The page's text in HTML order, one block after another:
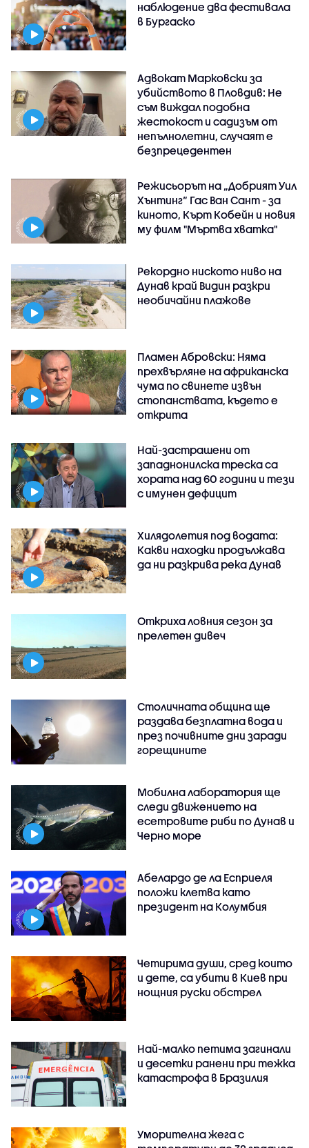
наблюдение два фестивала
в Бургаско
Адвокат Марковски за
убийството в Пловдив: Не
съм виждал подобна
жестокост и садизъм от
непълнолетни, случаят е
безпрецедентен
Режисьорът на „Добрият Уил
Хънтинг“ Гас Ван Сант - за
киното, Кърт Кобейн и новия
му филм "Мъртва хватка"
Рекордно ниското ниво на
Дунав край Видин разкри
необичайни плажове
Пламен Абровски: Няма
прехвърляне на африканска
чума по свинете извън
стопанствата, където е
открита
Най-застрашени от
западнонилска треска са
хората над 60 години и тези
с имунен дефицит
Хилядолетия под водата:
Какви находки продължава
да ни разкрива река Дунав
Откриха ловния сезон за
прелетен дивеч
Столичната община ще
раздава безплатна вода и
през почивните дни заради
горещините
Мобилна лаборатория ще
следи движението на
есетровите риби по Дунав и
Черно море
Абелардо де ла Есприеля
положи клетва като
президент на Колумбия
Четирима души, сред които
и дете, са убити в Киев при
нощния руски обстрел
Най-малко петима загинали
и десетки ранени при тежка
катастрофа в Бразилия
Уморителна жега с